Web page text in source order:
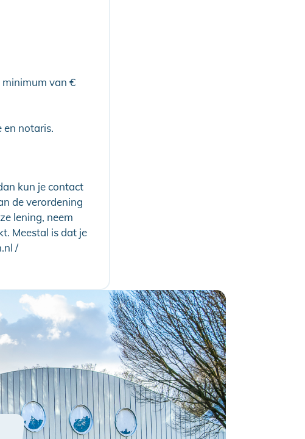
minimum van €
en notaris.
kun je contact
de verordening
lening, neem
Meestal is dat je
/